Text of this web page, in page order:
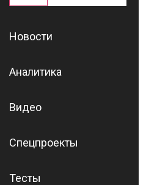
Новости
Аналитика
Видео
Спецпроекты
Тесты